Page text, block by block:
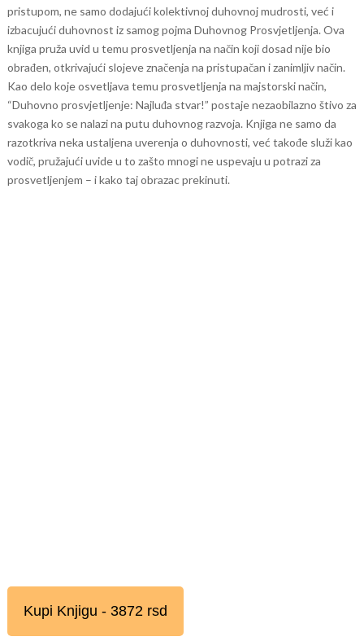
pristupom, ne samo dodajući kolektivnoj duhovnoj mudrosti, već i
izbacujući duhovnost iz samog pojma Duhovnog Prosvjetljenja. Ova
knjiga pruža uvid u temu prosvetljenja na način koji dosad nije bio
obrađen, otkrivajući slojeve značenja na pristupačan i zanimljiv način.
Kao delo koje osvetljava temu prosvetljenja na majstorski način,
“Duhovno prosvjetljenje: Najluđa stvar!” postaje nezaobilazno štivo za
svakoga ko se nalazi na putu duhovnog razvoja. Knjiga ne samo da
razotkriva neka ustaljena uverenja o duhovnosti, već takođe služi kao
vodič, pružajući uvide u to zašto mnogi ne uspevaju u potrazi za
prosvetljenjem – i kako taj obrazac prekinuti.
Kupi Knjigu - 3872 rsd